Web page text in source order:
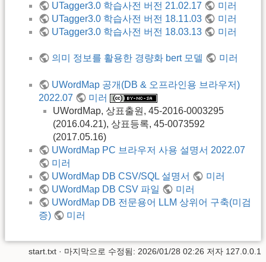
UTagger3.0 학습사전 버전 21.02.17
미러
UTagger3.0 학습사전 버전 18.11.03
미러
UTagger3.0 학습사전 버전 18.03.13
미러
의미 정보를 활용한 경량화 bert 모델 미러
UWordMap 공개(DB & 오프라인용 브라우저)
2022.07
미러
UWordMap, 상표출원, 45-2016-0003295
(2016.04.21), 상표등록, 45-0073592
(2017.05.16)
UWordMap PC 브라우저 사용 설명서 2022.07
미러
UWordMap DB CSV/SQL 설명서
미러
UWordMap DB CSV 파일
미러
UWordMap DB 전문용어 LLM 상위어 구축(미검
증)
미러
start.txt · 마지막으로 수정됨: 2026/01/28 02:26 저자 127.0.0.1